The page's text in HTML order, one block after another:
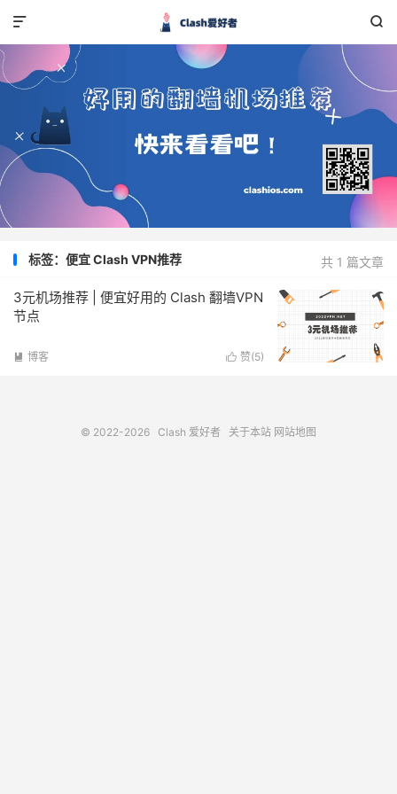


共 1 篇文章
标签：便宜 Clash VPN推荐
3元机场推荐 | 便宜好用的 Clash 翻墙VPN
节点
 赞(5)
 博客
© 2022-2026 Clash 爱好者 关于本站 网站地图